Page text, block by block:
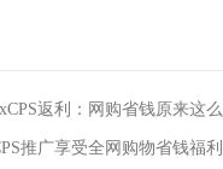
返利：网购省钱原来这么简单
推广享受全网购物省钱福利